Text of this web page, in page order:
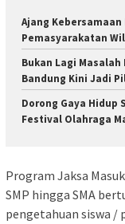
Ajang
Pemasyarakatan
Bukan Lagi Masalah
Bandung Kini Jadi
Dorong Gaya Hidup
Festival Olahraga
Program Jaksa
SMP hingga SMA
pengetahuan siswa /